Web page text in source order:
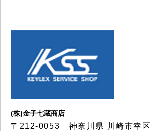
(株)金子七蔵商店
〒212-0053 神奈川県 川崎市幸